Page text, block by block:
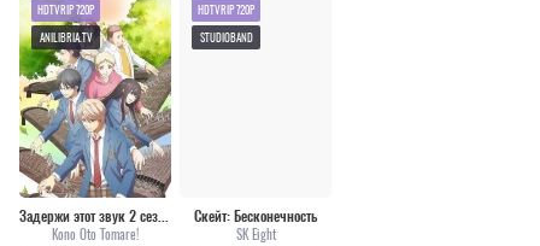
Задержи этот звук 2 сезон [все серии]
Kono Oto Tomare!
HDTVRIP 720P
ANILIBRIA.TV
Скейт: Бесконечность
SK Eight
HDTVRIP 720P
STUDIOBAND